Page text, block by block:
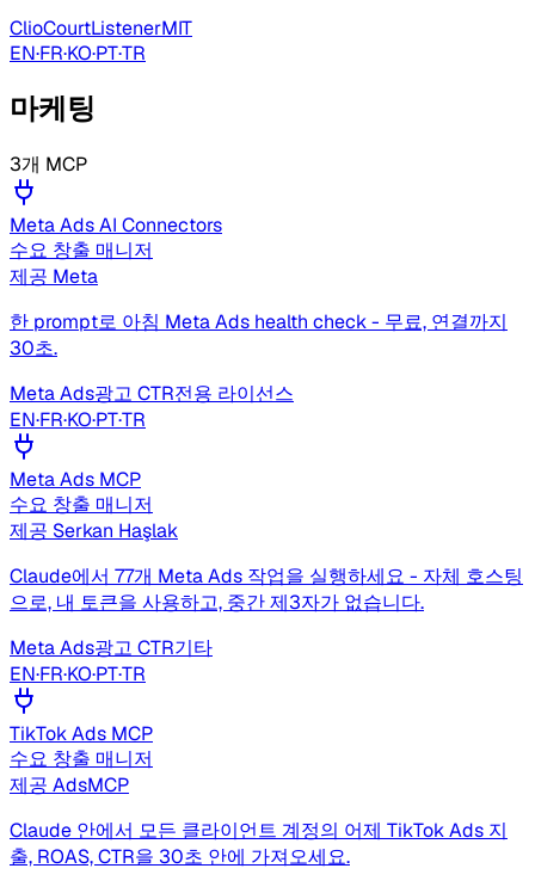
ClioCourtListenerMIT
EN·FR·KO·PT·TR
마케팅
3개 MCP
Meta Ads AI Connectors
수요 창출 매니저
제공 Meta
한 prompt로 아침 Meta Ads health check - 무료, 연결까지
30초.
Meta Ads광고 CTR전용 라이선스
EN·FR·KO·PT·TR
Meta Ads MCP
수요 창출 매니저
제공 Serkan Haşlak
Claude에서 77개 Meta Ads 작업을 실행하세요 - 자체 호스팅
으로, 내 토큰을 사용하고, 중간 제3자가 없습니다.
Meta Ads광고 CTR기타
EN·FR·KO·PT·TR
TikTok Ads MCP
수요 창출 매니저
제공 AdsMCP
Claude 안에서 모든 클라이언트 계정의 어제 TikTok Ads 지
출, ROAS, CTR을 30초 안에 가져오세요.